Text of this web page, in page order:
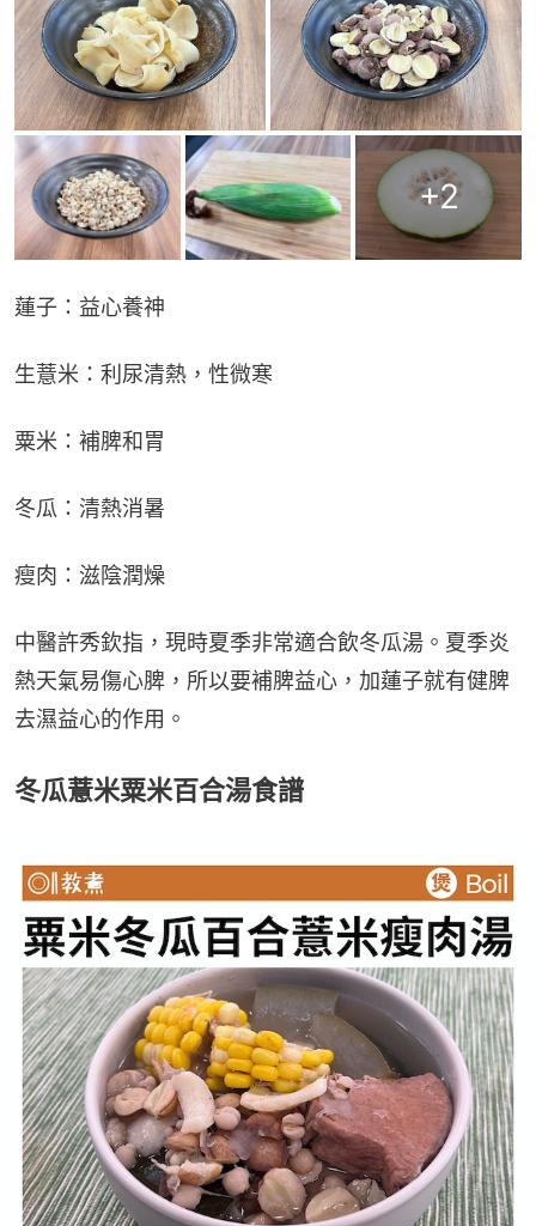
+2
蓮子：益心養神
生薏米：利尿清熱，性微寒
粟米：補脾和胃
冬瓜：清熱消暑
瘦肉：滋陰潤燥
中醫許秀欽指，現時夏季非常適合飲冬瓜湯。夏季炎
熱天氣易傷心脾，所以要補脾益心，加蓮子就有健脾
去濕益心的作用。
冬瓜薏米粟米百合湯食譜